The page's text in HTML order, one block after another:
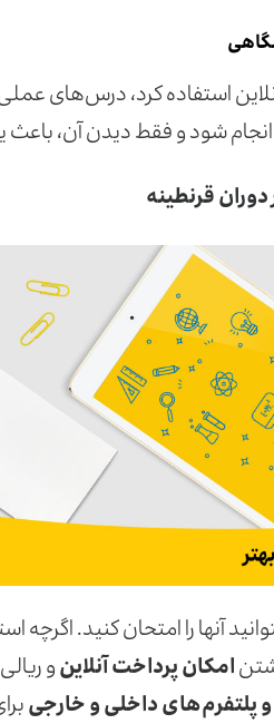
استفاده کرد، درس‌های
شود و فقط دیدن آن،
آن­ها را امتحان کنید. اگرچه
امکان پرداخت آنلاینو
پلتفرم‌های داخلی و خارجی